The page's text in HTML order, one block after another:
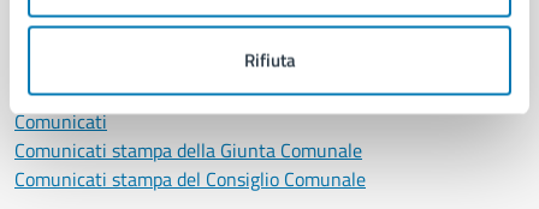
Rifiuta
NOVITÀ
Avvisi
Comunicati
Comunicati stampa della Giunta Comunale
Comunicati stampa del Consiglio Comunale